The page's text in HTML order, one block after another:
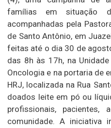
famílias em situação
acompanhadas pela
de Santo Antônio, em
feitas até o dia 30 de
das 8h às 17h, na
Oncologia e na portaria de
HRJ, localizada na Rua
doados leite em pó ou
profissionais, pacientes,
comunidade. A iniciativa